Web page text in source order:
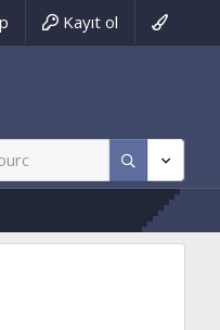
Kayıt ol